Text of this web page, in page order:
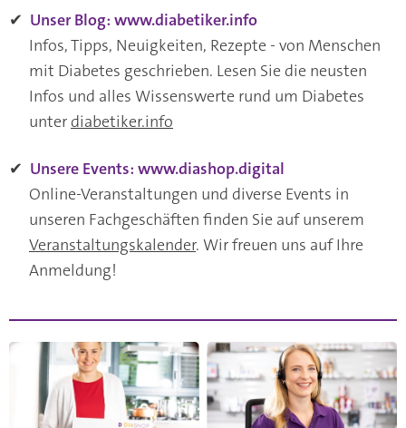
✔ Unser Blog: www.diabetiker.info
Infos, Tipps, Neuigkeiten, Rezepte - von Menschen
mit Diabetes geschrieben. Lesen Sie die neusten
Infos und alles Wissenswerte rund um Diabetes
unter diabetiker.info
✔ Unsere Events: www.diashop.digital
Online-Veranstaltungen und diverse Events in
unseren Fachgeschäften finden Sie auf unserem
Veranstaltungskalender. Wir freuen uns auf Ihre
Anmeldung!